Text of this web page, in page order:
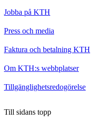
Jobba på KTH
Press och media
Faktura och betalning KTH
Om KTH:s webbplatser
Tillgänglighetsredogörelse
Till sidans topp